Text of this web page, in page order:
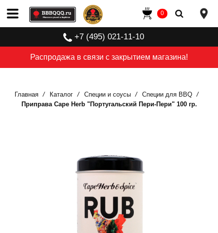
Распродажа в связи с закрытием магазина!
+7 (495) 021-11-10
0
Главная Каталог Специи и соусы
Специи для BBQ
Приправа Cape Herb "Португальский Пери-Пери" 100 гр.